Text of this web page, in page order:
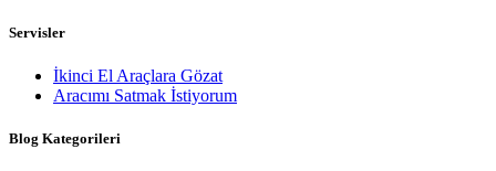
Servisler
İkinci El Araçlara Gözat
Aracımı Satmak İstiyorum
Blog Kategorileri